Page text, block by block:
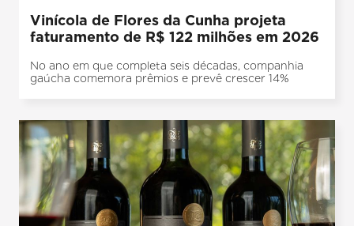
Vinícola de Flores da Cunha projeta
faturamento de R$ 122 milhões em 2026
No ano em que completa seis décadas, companhia
gaúcha comemora prêmios e prevê crescer 14%